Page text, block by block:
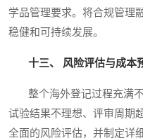
学品管理要求。将合规管理
稳健和可持续发展。
十三、 风险评估与成本
整个海外登记过程充满不
试验结果不理想、评审周期
全面的风险评估，并制定详